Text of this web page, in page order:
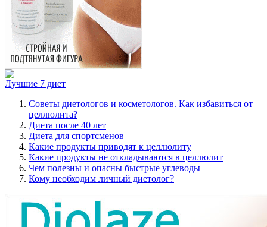
Лучшие 7 диет
Советы диетологов и косметологов. Как избавиться от
целлюлита?
Диета после 40 лет
Диета для спортсменов
Какие продукты приводят к целлюлиту
Какие продукты не откладываются в целлюлит
Чем полезны и опасны быстрые углеводы
Кому необходим личный диетолог?